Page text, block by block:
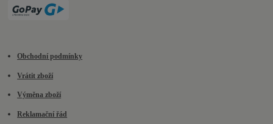
Obchodní podmínky
Vrátit zboží
Výměna zboží
Reklamační řád